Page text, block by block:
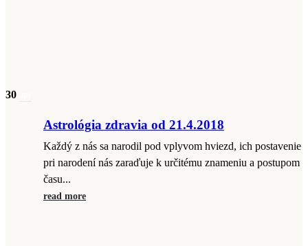
30
Astrológia zdravia od 21.4.2018
Každý z nás sa narodil pod vplyvom hviezd, ich postavenie
pri narodení nás zaraďuje k určitému znameniu a postupom
času...
read more